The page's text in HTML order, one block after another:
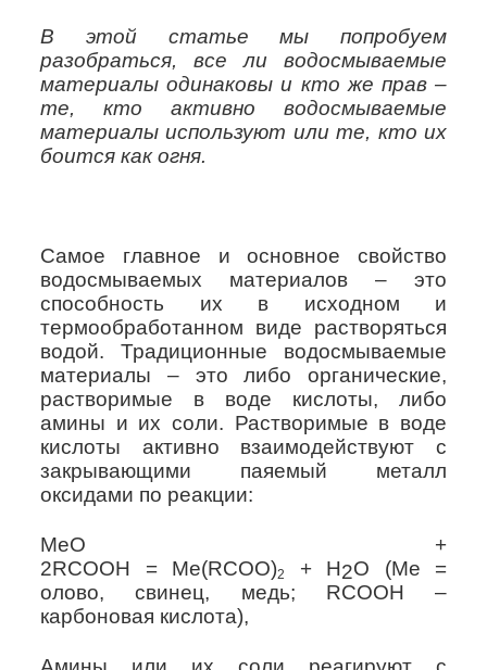
В этой статье мы попробуем
разобраться, все ли водосмываемые
материалы одинаковы и кто же прав –
те, кто активно водосмываемые
материалы используют или те, кто их
боится как огня.
Самое главное и основное свойство
водосмываемых материалов – это
способность их в исходном и
термообработанном виде растворяться
водой. Традиционные водосмываемые
материалы – это либо органические,
растворимые в воде кислоты, либо
амины и их соли. Растворимые в воде
кислоты активно взаимодействуют с
закрывающими паяемый металл
оксидами по реакции:
MeO +
2RCOOH = Me(RCOO)2 + H2O (Me =
олово, свинец, медь; RCOOH –
карбоновая кислота),